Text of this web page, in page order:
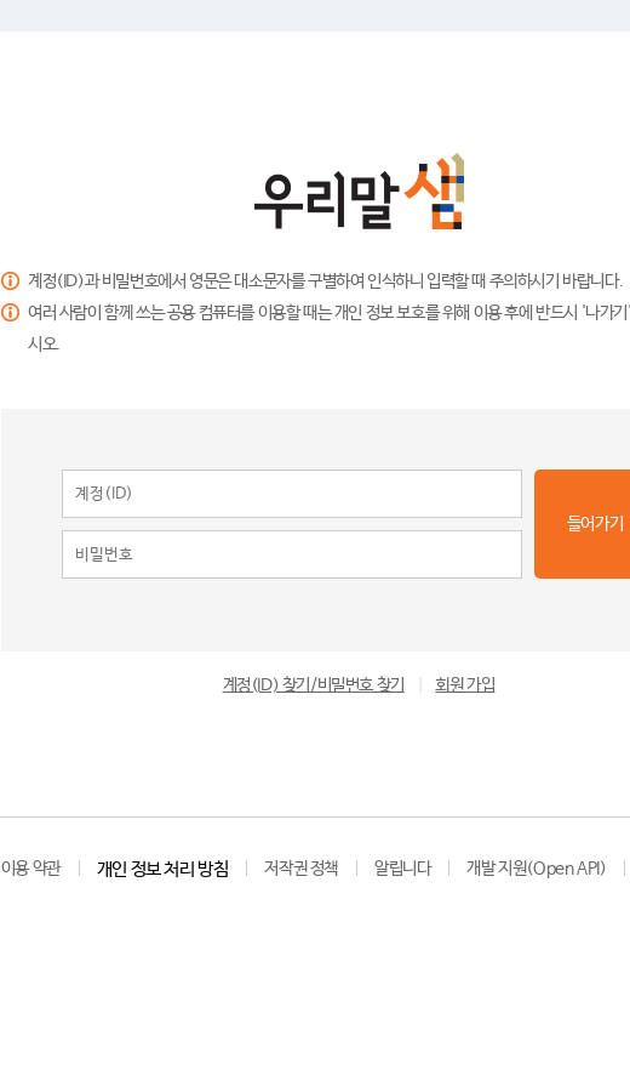
계정(ID)과 비밀번호에서 영문은 대소문자를 구별하여 인식하니 입력할 때 주의하시기 바랍니다.
여러 사람이 함께 쓰는 공용 컴퓨터를 이용할 때는 개인 정보 보호를 위해 이용 후에 반드시 '나가
시오.
들어가기
계정(ID) 찾기/비밀번호 찾기 회원 가입
이용 약관 개인 정보 처리 방침 저작권 정책 알립니다 개발 지원(Open API)